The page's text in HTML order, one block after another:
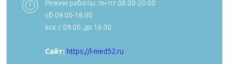
Режим работы: пн-пт 08.00-20.00
сб 09.00-18.00
вск с 09.00. до 16.00
Сайт: https://l-med52.ru